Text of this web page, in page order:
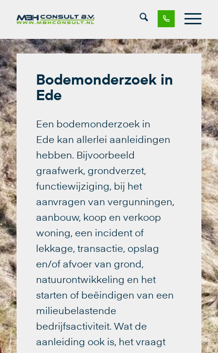
Bodemonderzoek in
Ede
Een bodemonderzoek in
Ede kan allerlei aanleidingen
hebben. Bijvoorbeeld
graafwerk, grondverzet,
functiewijziging, bij het
aanvragen van vergunningen,
aanbouw, koop en verkoop
woning, een incident of
lekkage, transactie, opslag
en/of afvoer van grond,
natuurontwikkeling en het
starten of beëindigen van een
milieubelastende
bedrijfsactiviteit. Wat de
aanleiding ook is, het vraagt